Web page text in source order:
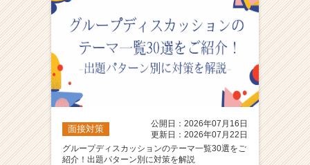
面接対策
公開日：2026年07月16日
更新日：2026年07月22日
グループディスカッションのテーマ一覧30選をご
紹介！出題パターン別に対策を解説